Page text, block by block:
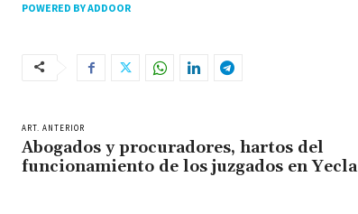
POWERED BY ADDOOR
ART. ANTERIOR
Abogados y procuradores, hartos del
funcionamiento de los juzgados en Yecla